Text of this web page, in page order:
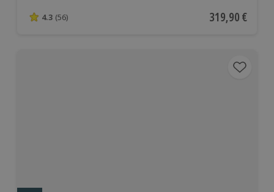
4.3 von 5 Sternen basierend auf 56 Bewertungen
4.3 (56) Aktueller Preis
319,90 €